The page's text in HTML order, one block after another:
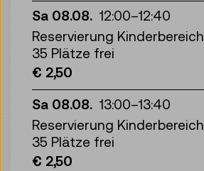
Sa 08.08. 12:00–12:40
Reservierung Kinderbereich
35 Plätze frei
€ 2,50
Sa 08.08. 13:00–13:40
Reservierung Kinderbereich
35 Plätze frei
€ 2,50